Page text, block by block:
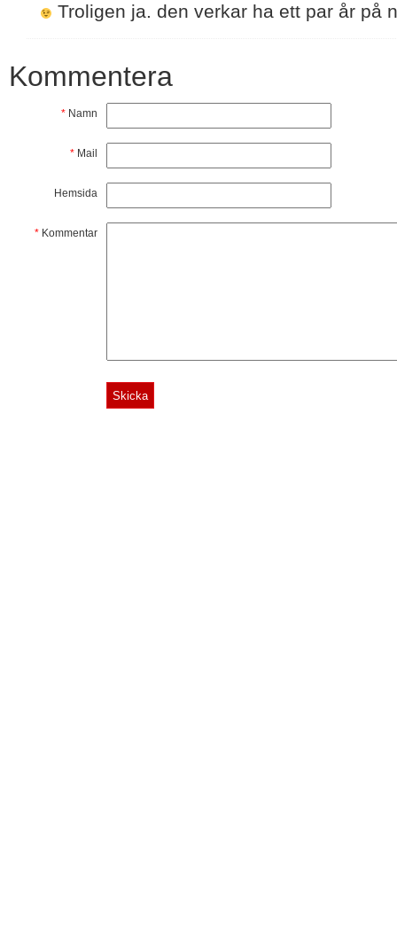
Troligen ja. den verkar ha ett par år på
Kommentera
* Namn
* Mail
Hemsida
* Kommentar